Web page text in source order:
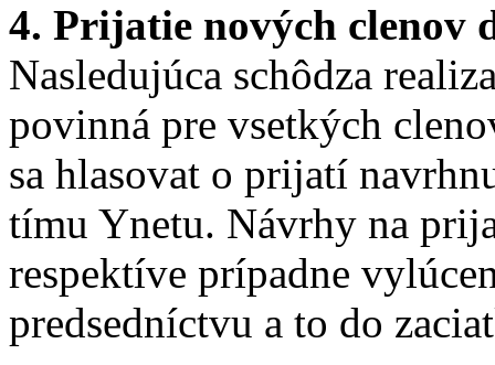
4. Prijatie nových clenov
Nasledujúca schôdza
povinná pre vsetkých
sa hlasovat o prijatí
tímu Ynetu. Návrhy na
respektíve prípadne
predsedníctvu a to do